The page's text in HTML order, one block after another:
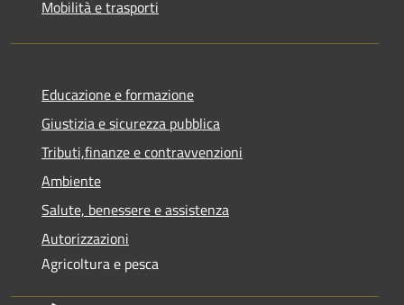
Mobilità e trasporti
Educazione e formazione
Giustizia e sicurezza pubblica
Tributi,finanze e contravvenzioni
Ambiente
Salute, benessere e assistenza
Autorizzazioni
Agricoltura e pesca